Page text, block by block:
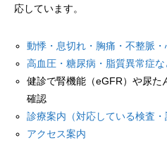
応しています。
動悸・息切れ・胸痛・不整脈
高血圧・糖尿病・脂質異常症
健診で腎機能（eGFR）や尿た
確認
診療案内（対応している検査・
アクセス案内